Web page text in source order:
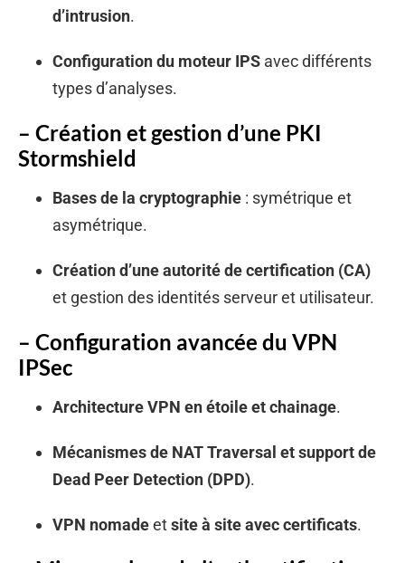
d’intrusion.
Configuration du moteur IPS avec différents
types d’analyses.
– Création et gestion d’une PKI
Stormshield
Bases de la cryptographie : symétrique et
asymétrique.
Création d’une autorité de certification (CA)
et gestion des identités serveur et utilisateur.
– Configuration avancée du VPN
IPSec
Architecture VPN en étoile et chainage.
Mécanismes de NAT Traversal et support de
Dead Peer Detection (DPD).
VPN nomadeetsite à site avec certificats.